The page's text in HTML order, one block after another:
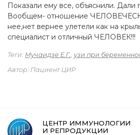
Показали ему все, объяснили. Дали
Вообщем- отношение
нее,нет вернее улетели как на
специалист и отличный ЧЕЛОВЕК!!!
Теги: Мучаидзе Е.Г., узи при
Автор: Пациент ЦИР
ЦЕНТР ИММУНОЛОГИИ
И РЕПРОДУКЦИИ